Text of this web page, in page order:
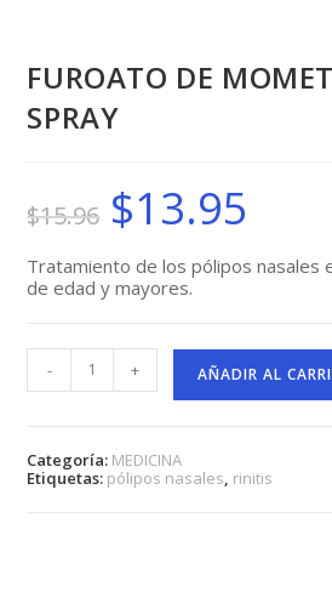
FUROATO DE
SPRAY
$15.96
El
precio
original
$15.96.
$13.95
$13.95.
Tratamiento de los pólipos nasales
de edad y mayores.
FUROATO
DE
MOMETASONA
- + AÑADIR AL
Categoría: MEDICINA
Etiquetas: pólipos nasales, rinitis